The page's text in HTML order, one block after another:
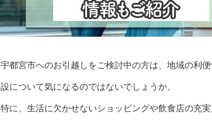
宇都宮市へのお引越しをご検討中の方は、地域の利
設について気になるのではないでしょうか。
特に、生活に欠かせないショッピングや飲食店の充